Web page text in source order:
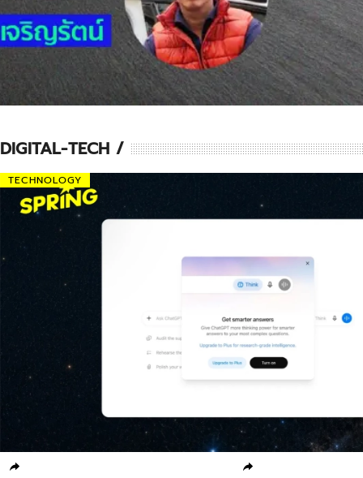
DIGITAL-TECH
TECHNOLOGY
POLITICS
ดร.จอห์น เปิด 4 จุดอ่อนงบ กทม. มี
งบแต่ใช้ไม่ทัน ประชาชนต้องรอ
POLITICS
'อนุทิน-มิน อ่
ลงนาม
06 Aug 2026